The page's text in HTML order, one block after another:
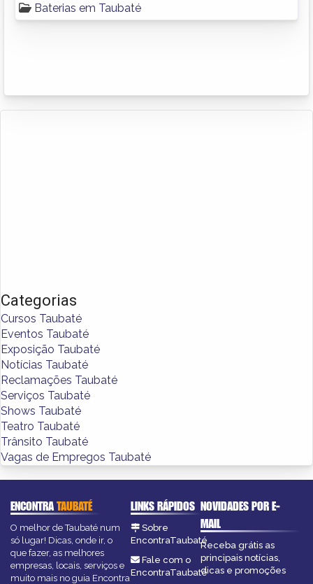
Baterias em Taubaté
Categorias
Cursos Taubaté
Eventos Taubaté
Exposição Taubaté
Notícias Taubaté
Reclamações Taubaté
Serviços Taubaté
Shows Taubaté
Teatro Taubaté
Trânsito Taubaté
Vagas de Empregos Taubaté
ENCONTRATAUBATÉ
O melhor de Taubaté num
só lugar! Dicas, onde ir, o
que fazer, as melhores
empresas, locais, serviços e
muito mais no guia Encontra
LINKS RÁPIDOS
Sobre
EncontraTaubaté
Fale com o
EncontraTaubaté
NOVIDADES POR E-
MAIL
Receba grátis as
principais notícias,
dicas e promoções